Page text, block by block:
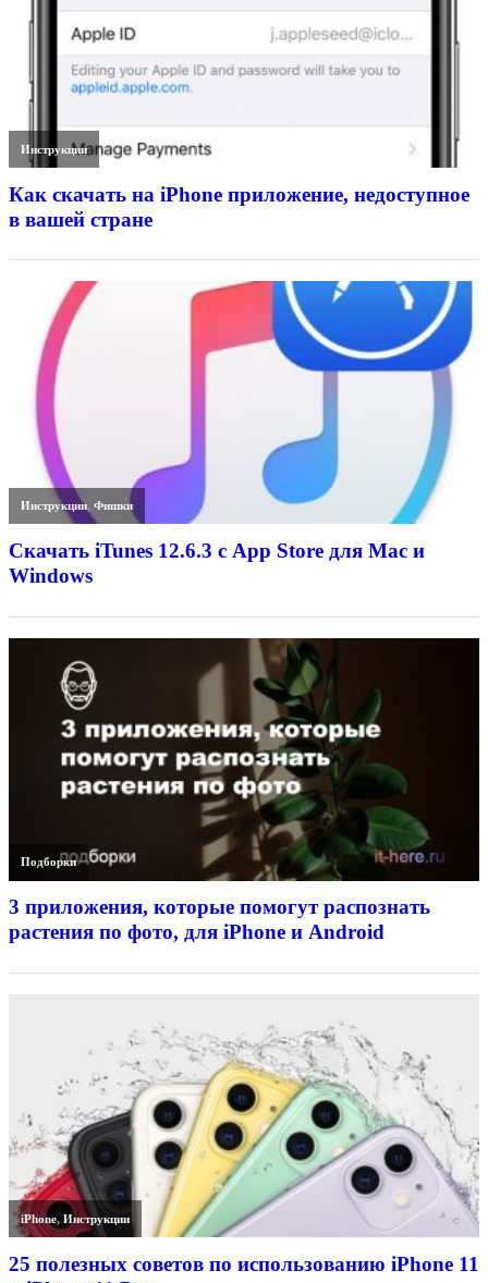
Инструкции
Как скачать на iPhone приложение, недоступное
в вашей стране
Инструкции,Фишки
Скачать iTunes 12.6.3 с App Store для Mac и
Windows
Подборки
3 приложения, которые помогут распознать
растения по фото, для iPhone и Android
iPhone,Инструкции
25 полезных советов по использованию iPhone 11